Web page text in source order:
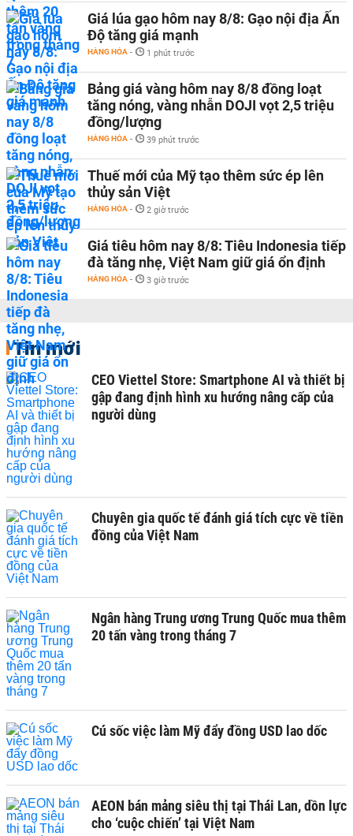
Giá lúa gạo hôm nay 8/8: Gạo nội địa Ấn
Độ tăng giá mạnh
HÀNG HÓA - 1 phút trước
Bảng giá vàng hôm nay 8/8 đồng loạt
tăng nóng, vàng nhẫn DOJI vọt 2,5 triệu
đồng/lượng
HÀNG HÓA - 39 phút trước
Thuế mới của Mỹ tạo thêm sức ép lên
thủy sản Việt
HÀNG HÓA - 2 giờ trước
Giá tiêu hôm nay 8/8: Tiêu Indonesia tiếp
đà tăng nhẹ, Việt Nam giữ giá ổn định
HÀNG HÓA - 3 giờ trước
Tin mới
CEO Viettel Store: Smartphone AI và thiết bị
gập đang định hình xu hướng nâng cấp của
người dùng
Chuyên gia quốc tế đánh giá tích cực về tiền
đồng của Việt Nam
Ngân hàng Trung ương Trung Quốc mua thêm
20 tấn vàng trong tháng 7
Cú sốc việc làm Mỹ đẩy đồng USD lao dốc
AEON bán mảng siêu thị tại Thái Lan, dồn lực
cho ‘cuộc chiến’ tại Việt Nam